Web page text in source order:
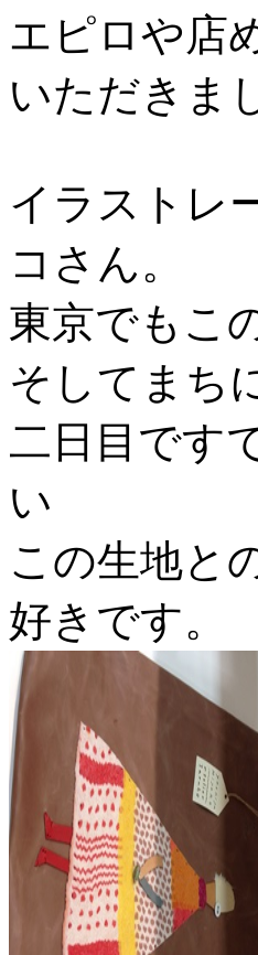
エピロや店
いただきま
イラストレ
コさん。
東京でもこ
そしてまち
二日目です
い
この生地と
好きです。